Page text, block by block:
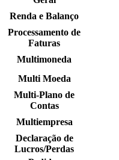
Renda e Balanço
Processamento de
Faturas
Multimoneda
Multi Moeda
Multi-Plano de
Contas
Multiempresa
Declaração de
Lucros/Perdas